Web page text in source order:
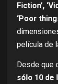
Fiction’,
‘Poor
película de
Desde que
sólo 10 de